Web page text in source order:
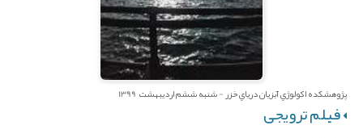
پژوهشکده اکولوژي آبزيان درياي خزر - شنبه ششم اردیبهشت 1399
فیلم ترویجی